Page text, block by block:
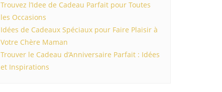
Trouvez l’Idee de Cadeau Parfait pour Toutes
les Occasions
Idées de Cadeaux Spéciaux pour Faire Plaisir à
Votre Chère Maman
Trouver le Cadeau d’Anniversaire Parfait : Idées
et Inspirations